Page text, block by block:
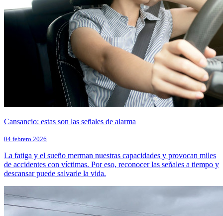
Cansancio: estas son las señales de alarma
04 febrero 2026
La fatiga y el sueño merman nuestras capacidades y provocan miles
de accidentes con víctimas. Por eso, reconocer las señales a tiempo y
descansar puede salvarle la vida.